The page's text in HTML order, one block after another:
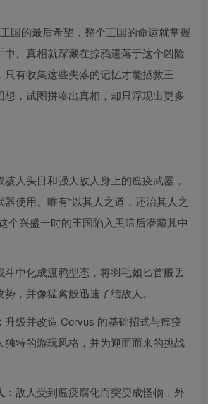
国的最后希望，整个王国的命运就掌握
中。真相就深藏在掠鸦遗落于这个凶险
只有收集这些失落的记忆才能拯救王
想，试图拼凑出真相，却只浮现出更多
骇人头目和强大敌人身上的瘟疫武器，
使用。唯有“以其人之道，还治其人之
个兴盛一时的王国陷入黑暗后潜藏其中
斗中化成渡鸦型态，将羽毛如匕首般丢
，并像猛禽般迅速了结敌人。
升级并改造 Corvus 的基础招式与瘟疫
独特的游玩风格，并为迎面而来的挑战
敌人受到瘟疫腐化而突变成怪物，外